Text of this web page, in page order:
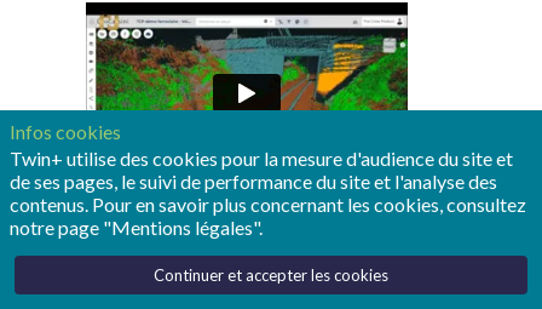
Infos cookies
Twin+ utilise des cookies pour la mesure d'audience du site et
de ses pages, le suivi de performance du site et l'analyse des
contenus. Pour en savoir plus concernant les cookies, consultez
notre page "Mentions légales".
Continuer et accepter les cookies